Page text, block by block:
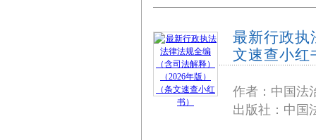
最新行政执
文速查小红
作者：中国法
出版社：中